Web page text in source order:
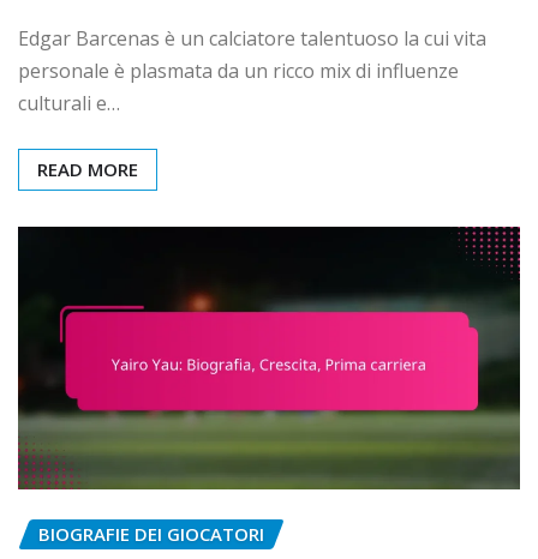
Edgar Barcenas è un calciatore talentuoso la cui vita
personale è plasmata da un ricco mix di influenze
culturali e…
READ MORE
BIOGRAFIE DEI GIOCATORI